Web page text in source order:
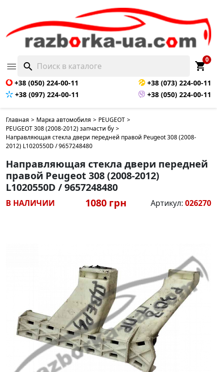
 search shopping_cart
0
+38 (050) 224-00-11
+38 (073) 224-00-11
+38 (097) 224-00-11
+38 (050) 224-00-11
Главная > Марка автомобиля > PEUGEOT >
PEUGEOT 308 (2008-2012) запчасти бу >
Направляющая стекла двери передней правой Peugeot 308 (2008-
2012) L1020550D / 9657248480
Направляющая стекла двери передней
правой Peugeot 308 (2008-2012)
L1020550D / 9657248480
В НАЛИЧИИ 1080 грн Артикул: 026270